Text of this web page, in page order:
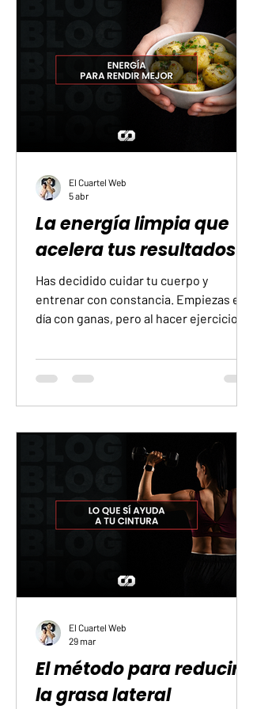
Este malestar suele ser el resultado de
una transferencia incorrecta de la
fuerza. Cuando el movimiento no se
ejecuta de manera controlada, la carga
deja de ser gestionada por los músc
La energía limpia que
acelera tus resultados
Has decidido cuidar tu cuerpo y
entrenar con constancia. Empiezas el
día con ganas, pero al hacer ejercicio
mantener el ritmo. Cuando la comida no
acompaña, el entrenamiento se hace
fuentes de hidratos de carbono de
digestión más lenta. Ayudan a tener
energía durante el día y a llegar en
mejores condiciones a cada sesión.
También pueden ayudarte a evitar esa
sensaci
El Cuartel Web
5 abr
El método para reducir
la grasa lateral
El Cuartel Web
29 mar